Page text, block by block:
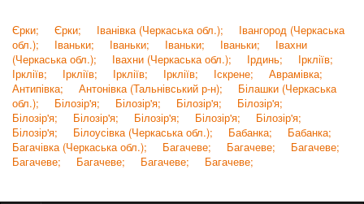
Єрки; Єрки; Іванівка (Черкаська обл.);
Івангород (Черкаська
обл.);
Іваньки; Іваньки; Іваньки; Іваньки;
Івахни
(Черкаська обл.);
Івахни (Черкаська обл.); Ірдинь;
Іркліїв;
Іркліїв;
Іркліїв; Іркліїв; Іркліїв; Іскрене;
Аврамівка;
Антипівка;
Антонівка (Тальнівський р-н);
Білашки (Черкаська
обл.);
Білозір'я; Білозір'я; Білозір'я;
Білозір'я;
Білозір'я;
Білозір'я; Білозір'я; Білозір'я;
Білозір'я;
Білозір'я;
Білоусівка (Черкаська обл.); Бабанка;
Бабанка;
Багачівка (Черкаська обл.);
Багачеве; Багачеве;
Багачеве;
Багачеве;
Багачеве; Багачеве; Багачеве;